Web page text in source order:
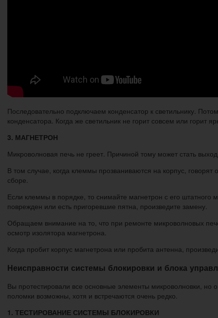
Последовательно подключаем конденсатор к светильнику.
конденсатора. Когда же светильник не горит совсем или горит
3. МАГНЕТРОН
Микроволновая печь не греет. Причиной тому может стать
В том случае, когда клеммы прозваниваются на корпус,
сборе.
Если клеммы в порядке, то снимайте магнетрон с его штатного
поврежден или есть пригоревшие пятна, произведите замену.
Обращаем внимание на то, что при ремонте микроволновых
осмотр изолятора магнетрона.
Когда пробит корпус магнетрона или пробита антенна,
Неисправности системы блокировки и блока
Вы протестировали все основные элементы микроволновки, но
поломки возможны, хотя и встречаются очень редко.
1. ТЕСТИРОВАНИЕ СИСТЕМЫ БЛОКИРОВКИ